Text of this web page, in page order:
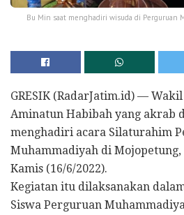
Bu Min saat menghadiri wisuda di Perguruan
GRESIK (RadarJatim.id) —
Aminatun Habibah yang akrab
menghadiri acara Silaturahim
Muhammadiyah di Mojopetung,
Kamis (16/6/2022).
Kegiatan itu dilaksanakan
Siswa Perguruan